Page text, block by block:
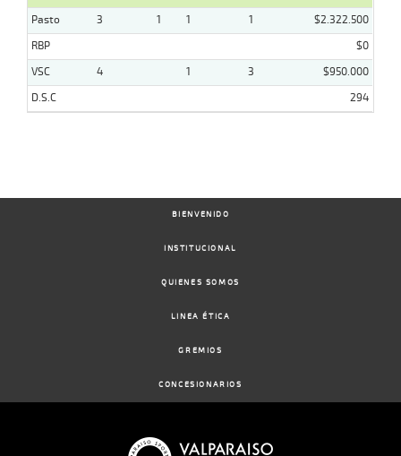
Pasto
3 1 1 1
$2.322.500
RBP
$0
VSC
4 1 3
$950.000
D.S.C
294
BIENVENIDO
INSTITUCIONAL
QUIENES SOMOS
LINEA ÉTICA
GREMIOS
CONCESIONARIOS